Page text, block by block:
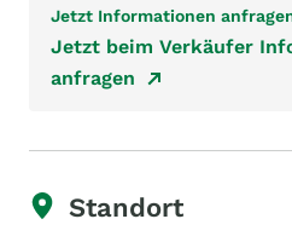
Jetzt Informationen
Jetzt beim Verkäufer
anfragen
Standort